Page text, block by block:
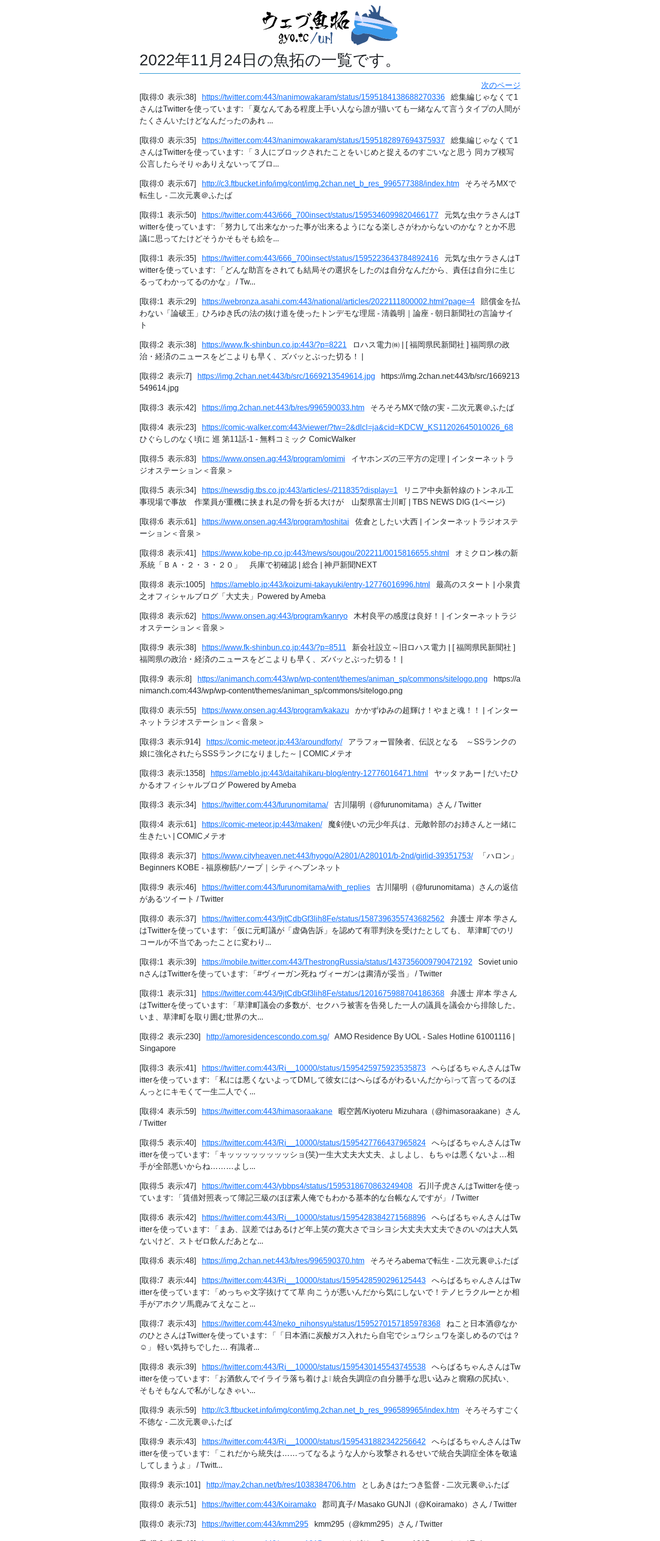
2022年11月24日の魚拓の一覧です。
次のページ
[取得:0 表示:38]
https://twitter.com:443/nanimowakaram/status/1595184138688270336 総集編じゃなくて1
さんはTwitterを使っています: 「夏なんてある程度上手い人なら誰が描いても一緒なんて言うタイプの人間が
たくさんいたけどなんだったのあれ ...
[取得:0 表示:35] https://twitter.com:443/nanimowakaram/status/1595182897694375937 総集編じゃなくて1
さんはTwitterを使っています: 「３人にブロックされたことをいじめと捉えるのすごいなと思う 同カプ模写
公言したらそりゃありえないってブロ...
[取得:0 表示:67] http://c3.ftbucket.info/img/cont/img.2chan.net_b_res_996577388/index.htm そろそろMXで
転生し - 二次元裏＠ふたば
[取得:1 表示:50] https://twitter.com:443/666_700insect/status/1595346099820466177 元気な虫ケラさんはT
witterを使っています: 「努力して出来なかった事が出来るようになる楽しさがわからないのかな？とか不思
議に思ってたけどそうかそもそも絵を...
[取得:1 表示:35] https://twitter.com:443/666_700insect/status/1595223643784892416 元気な虫ケラさんはT
witterを使っています: 「どんな助言をされても結局その選択をしたのは自分なんだから、責任は自分に生じ
るってわかってるのかな」 / Tw...
[取得:1 表示:29] https://webronza.asahi.com:443/national/articles/2022111800002.html?page=4 賠償金を払
わない「論破王」ひろゆき氏の法の抜け道を使ったトンデモな理屈 - 清義明｜論座 - 朝日新聞社の言論サイ
ト
[取得:2 表示:38] https://www.fk-shinbun.co.jp:443/?p=8221 ロハス電力㈱ | [ 福岡県民新聞社 ] 福岡県の政
治・経済のニュースをどこよりも早く、ズバッとぶった切る！ |
[取得:2 表示:7] https://img.2chan.net:443/b/src/1669213549614.jpg https://img.2chan.net:443/b/src/1669213
549614.jpg
[取得:3 表示:42] https://img.2chan.net:443/b/res/996590033.htm そろそろMXで陰の実 - 二次元裏＠ふたば
[取得:4 表示:23]
https://comic-walker.com:443/viewer/?tw=2&dlcl=ja&cid=KDCW_KS11202645010026_68
ひぐらしのなく頃に 巡 第11話-1 - 無料コミック ComicWalker
[取得:5 表示:83] https://www.onsen.ag:443/program/omimi イヤホンズの三平方の定理 | インターネットラ
ジオステーション＜音泉＞
[取得:5 表示:34] https://newsdig.tbs.co.jp:443/articles/-/211835?display=1 リニア中央新幹線のトンネル工
事現場で事故 作業員が重機に挟まれ足の骨を折る大けが 山梨県富士川町 | TBS NEWS DIG (1ページ)
[取得:6 表示:61] https://www.onsen.ag:443/program/toshitai 佐倉としたい大西 | インターネットラジオステ
ーション＜音泉＞
[取得:8 表示:41] https://www.kobe-np.co.jp:443/news/sougou/202211/0015816655.shtml
オミクロン株の新
系統「ＢＡ・２・３・２０」 兵庫で初確認 | 総合 | 神戸新聞NEXT
[取得:8 表示:1005] https://ameblo.jp:443/koizumi-takayuki/entry-12776016996.html
最高のスタート | 小泉貴
之オフィシャルブログ「大丈夫」Powered by Ameba
[取得:8 表示:62] https://www.onsen.ag:443/program/kanryo 木村良平の感度は良好！ | インターネットラジ
オステーション＜音泉＞
[取得:9 表示:38] https://www.fk-shinbun.co.jp:443/?p=8511 新会社設立～旧ロハス電力 | [ 福岡県民新聞社 ]
福岡県の政治・経済のニュースをどこよりも早く、ズバッとぶった切る！ |
[取得:9 表示:8] https://animanch.com:443/wp/wp-content/themes/animan_sp/commons/sitelogo.png https://a
nimanch.com:443/wp/wp-content/themes/animan_sp/commons/sitelogo.png
[取得:0 表示:55] https://www.onsen.ag:443/program/kakazu かかずゆみの超輝け！やまと魂！！ | インター
ネットラジオステーション＜音泉＞
[取得:3 表示:914] https://comic-meteor.jp:443/aroundforty/アラフォー冒険者、伝説となる ～SSランクの
娘に強化されたらSSSランクになりました～ | COMICメテオ
[取得:3 表示:1358] https://ameblo.jp:443/daitahikaru-blog/entry-12776016471.html
ヤッタァあー | だいたひ
かるオフィシャルブログ Powered by Ameba
[取得:3 表示:34] https://twitter.com:443/furunomitama/古川陽明（@furunomitama）さん / Twitter
[取得:4 表示:61] https://comic-meteor.jp:443/maken/魔剣使いの元少年兵は、元敵幹部のお姉さんと一緒に
生きたい | COMICメテオ
[取得:8 表示:37] https://www.cityheaven.net:443/hyogo/A2801/A280101/b-2nd/girlid-39351753/「ハロン」
Beginners KOBE - 福原柳筋/ソープ｜シティヘブンネット
[取得:9 表示:46] https://twitter.com:443/furunomitama/with_replies 古川陽明（@furunomitama）さんの返信
があるツイート / Twitter
[取得:0 表示:37] https://twitter.com:443/9jtCdbGf3lih8Fe/status/1587396355743682562 弁護士 岸本 学さん
はTwitterを使っています: 「仮に元町議が「虚偽告訴」を認めて有罪判決を受けたとしても、 草津町でのリ
コールが不当であったことに変わり...
[取得:1 表示:39] https://mobile.twitter.com:443/ThestrongRussia/status/1437356009790472192 Soviet unio
nさんはTwitterを使っています: 「#ヴィーガン死ね ヴィーガンは粛清が妥当」 / Twitter
[取得:1 表示:31] https://twitter.com:443/9jtCdbGf3lih8Fe/status/1201675988704186368 弁護士 岸本 学さん
はTwitterを使っています: 「草津町議会の多数が、セクハラ被害を告発した一人の議員を議会から排除した。
いま、草津町を取り囲む世界の大...
[取得:2 表示:230] http://amoresidencescondo.com.sg/AMO Residence By UOL - Sales Hotline 61001116 |
Singapore
[取得:3 表示:41] https://twitter.com:443/Ri__10000/status/1595425975923535873 へらばるちゃんさんはTw
itterを使っています: 「私には悪くないよってDMして彼女にはへらばるがわるいんだから❕って言ってるのほ
んっとにキモくて一生二人でく...
[取得:4 表示:59] https://twitter.com:443/himasoraakane 暇空茜/Kiyoteru Mizuhara（@himasoraakane）さん
/ Twitter
[取得:5 表示:40] https://twitter.com:443/Ri__10000/status/1595427766437965824 へらばるちゃんさんはTw
itterを使っています: 「キッッッッッッッッショ(笑)一生大丈夫大丈夫、よしよし、もちゃは悪くないよ…相
手が全部悪いからね………よし...
[取得:5 表示:47] https://twitter.com:443/ybbps4/status/1595318670863249408 石川子虎さんはTwitterを使っ
ています: 「賃借対照表って簿記三級のほぼ素人俺でもわかる基本的な台帳なんですが」 / Twitter
[取得:6 表示:42] https://twitter.com:443/Ri__10000/status/1595428384271568896 へらばるちゃんさんはTw
itterを使っています: 「まあ、誤差ではあるけど年上笑の寛大さでヨシヨシ大丈夫大丈夫できのいのは大人気
ないけど、ストゼロ飲んだあとな...
[取得:6 表示:48] https://img.2chan.net:443/b/res/996590370.htm そろそろabemaで転生 - 二次元裏＠ふたば
[取得:7 表示:44] https://twitter.com:443/Ri__10000/status/1595428590296125443 へらばるちゃんさんはTw
itterを使っています: 「めっちゃ文字抜けてて草 向こうが悪いんだから気にしないで！テノヒラクルーとか相
手がアホクソ馬鹿みてえなこと...
[取得:7 表示:43] https://twitter.com:443/neko_nihonsyu/status/1595270157185978368 ねこと日本酒@なか
のひとさんはTwitterを使っています: 「「日本酒に炭酸ガス入れたら自宅でシュワシュワを楽しめるのでは？
☺️」 軽い気持ちでした… 有識者...
[取得:8 表示:39] https://twitter.com:443/Ri__10000/status/1595430145543745538 へらばるちゃんさんはTw
itterを使っています: 「お酒飲んでイライラ落ち着けよ❕ 統合失調症の自分勝手な思い込みと癇癪の尻拭い、
そもそもなんで私がしなきゃい...
[取得:9 表示:59] http://c3.ftbucket.info/img/cont/img.2chan.net_b_res_996589965/index.htm そろそろすごく
不徳な - 二次元裏＠ふたば
[取得:9 表示:43] https://twitter.com:443/Ri__10000/status/1595431882342256642 へらばるちゃんさんはTw
itterを使っています: 「これだから統失は……ってなるような人から攻撃されるせいで統合失調症全体を敬遠
してしまうよ」 / Twitt...
[取得:9 表示:101] http://may.2chan.net/b/res/1038384706.htm としあきはたつき監督 - 二次元裏＠ふたば
[取得:0 表示:51] https://twitter.com:443/Koiramako 郡司真子/ Masako GUNJI（@Koiramako）さん / Twitter
[取得:0 表示:73] https://twitter.com:443/kmm295 kmm295（@kmm295）さん / Twitter